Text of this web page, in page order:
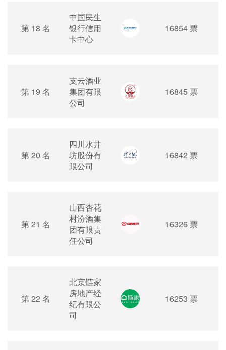
第 18 名
中国民生
银行信用
卡中心
16854 票
第 19 名
支云酒业
集团有限
公司
16845 票
第 20 名
四川水井
坊股份有
限公司
16842 票
第 21 名
山西杏花
村汾酒集
团有限责
任公司
16326 票
第 22 名
北京链家
房地产经
纪有限公
司
16253 票